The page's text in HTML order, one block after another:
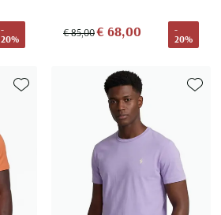
-
20%
€ 85,00€ 68,00
-
20%
Toevoegen aan favorieten